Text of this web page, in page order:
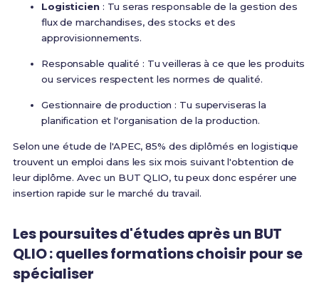
Logisticien: Tu seras responsable de la gestion des
flux de marchandises, des stocks et des
approvisionnements.
Responsable qualité : Tu veilleras à ce que les produits
ou services respectent les normes de qualité.
Gestionnaire de production : Tu superviseras la
planification et l'organisation de la production.
Selon une étude de l'APEC, 85% des diplômés en logistique
trouvent un emploi dans les six mois suivant l'obtention de
leur diplôme. Avec un BUT QLIO, tu peux donc espérer une
insertion rapide sur le marché du travail.
Les poursuites d'études après un BUT
QLIO : quelles formations choisir pour se
spécialiser